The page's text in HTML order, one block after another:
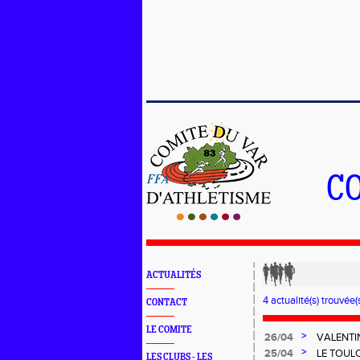
ACTUALITÉS
CONTACT
LE COMITE
LES CLUBS - LES
4 actualité(s)
26/04 >
25/04
>
LE